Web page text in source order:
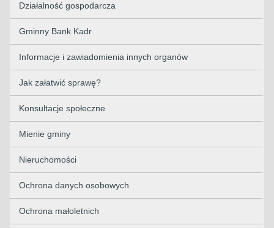
Działalność gospodarcza
Gminny Bank Kadr
Informacje i zawiadomienia innych organów
Jak załatwić sprawę?
Konsultacje społeczne
Mienie gminy
Nieruchomości
Ochrona danych osobowych
Ochrona małoletnich